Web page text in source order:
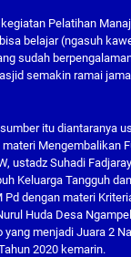
Pelatihan
belajar (ngasuh
sudah
semakin ramai
itu diantaranya
materi Mengembalikan
ustadz Suhadi
Keluarga Tangguh
Pd dengan materi
Huda Desa
yang menjadi Juara 2
2020 kemarin.